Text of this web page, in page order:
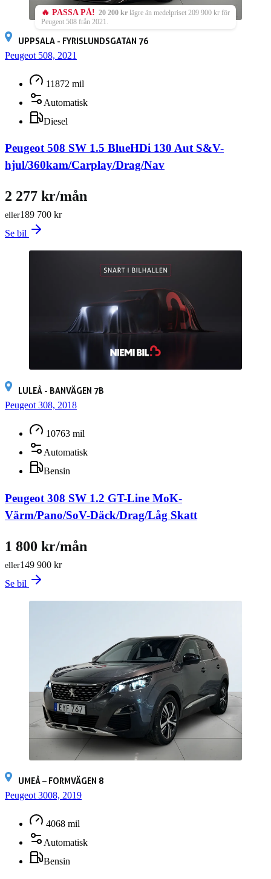
🔥 PASSA PÅ! 20 200 kr lägre än medelpriset 209 900 kr för
Peugeot 508 från 2021.
UPPSALA - FYRISLUNDSGATAN 76
Peugeot 508, 2021
11872 mil
Automatisk
Diesel
Peugeot 508 SW 1.5 BlueHDi 130 Aut S&V-
hjul/360kam/Carplay/Drag/Nav
189 700 kr
eller
2 277 kr/mån
Se bil
LULEÅ - BANVÄGEN 7B
Peugeot 308, 2018
10763 mil
Automatisk
Bensin
Peugeot 308 SW 1.2 GT-Line MoK-
Värm/Pano/SoV-Däck/Drag/Låg Skatt
149 900 kr
eller
1 800 kr/mån
Se bil
UMEÅ – FORMVÄGEN 8
Peugeot 3008, 2019
4068 mil
Automatisk
Bensin